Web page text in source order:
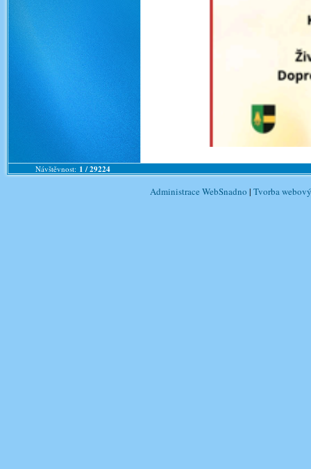
Návštěvnost: 1 / 29224
Administrace WebSnadno | Tvorba